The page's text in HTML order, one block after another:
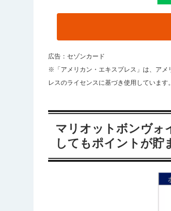
広告：セゾンカード
※「アメリカン・エキスプレス」は、アメ
レスのライセンスに基づき使用しています。
マリオットボンヴォ
してもポイントが貯